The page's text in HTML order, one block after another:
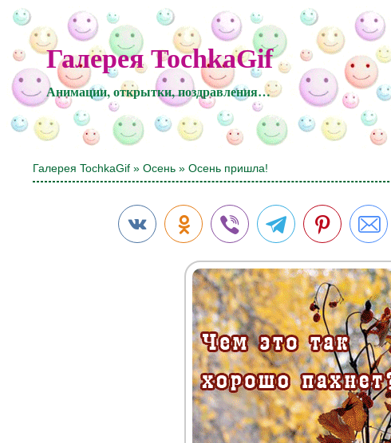
Галерея TochkaGif
Анимации, открытки, поздравления…
Галерея TochkaGif »Осень » Осень пришла!